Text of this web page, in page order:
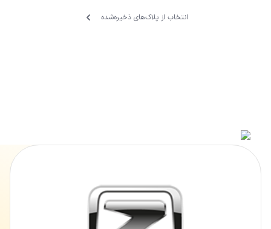
انتخاب از پلاک‌های ذخیره‌‌شده